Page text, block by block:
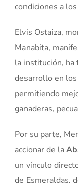
condiciones a
Elvis Ostaiza,
Manabita,
la institución,
desarrollo en
permitiendo
ganaderas,
Por su parte,
accionar de la
un vínculo
de Esmeraldas,